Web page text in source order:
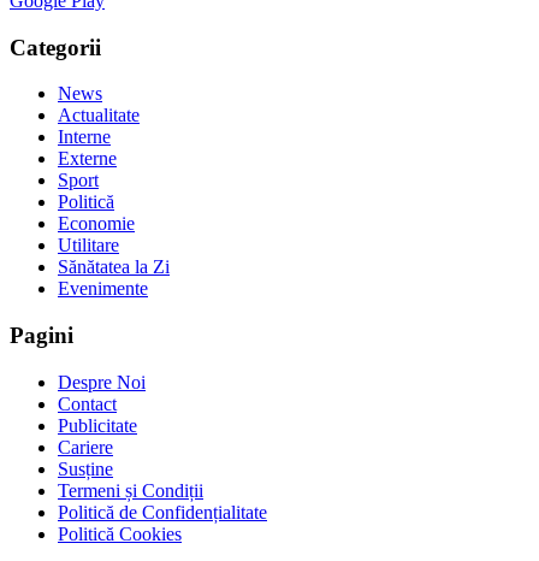
Categorii
News
Actualitate
Interne
Externe
Sport
Politică
Economie
Utilitare
Sănătatea la Zi
Evenimente
Pagini
Despre Noi
Contact
Publicitate
Cariere
Susține
Termeni și Condiții
Politică de Confidențialitate
Politică Cookies